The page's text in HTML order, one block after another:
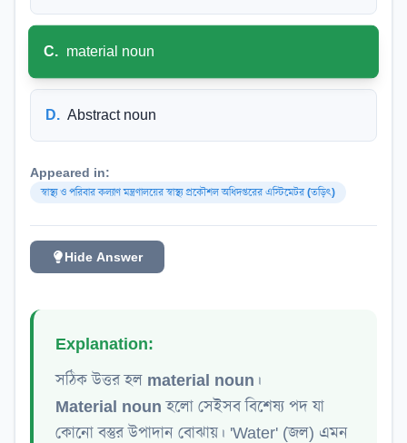
C. material noun
D. Abstract noun
Appeared in:
স্বাস্থ্য ও পরিবার কল্যাণ মন্ত্রণালয়ের স্বাস্থ্য প্রকৌশল অধিদপ্তরের এস্টিমেটর (তড়িৎ)
Hide Answer
Explanation:
সঠিক উত্তর হল material noun ।
Material noun হলো সেইসব বিশেষ্য পদ যা
কোনো বস্তুর উপাদান বোঝায়। 'Water' (জল) এমন